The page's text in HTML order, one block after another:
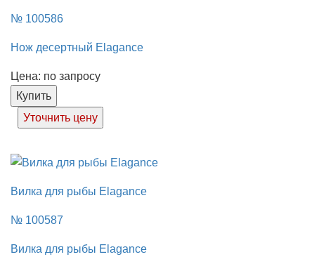
№ 100586
Нож десертный Elagance
Цена: по запросу
Купить
Уточнить цену
Вилка для рыбы Elagance
№ 100587
Вилка для рыбы Elagance